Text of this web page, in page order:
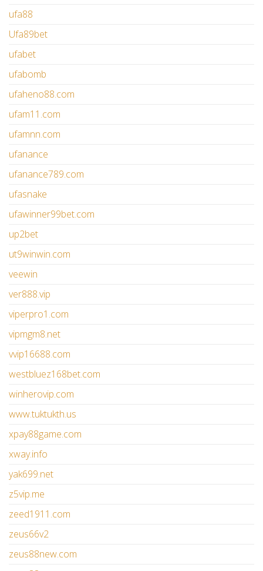
ufa88
Ufa89bet
ufabet
ufabomb
ufaheno88.com
ufam11.com
ufamnn.com
ufanance
ufanance789.com
ufasnake
ufawinner99bet.com
up2bet
ut9winwin.com
veewin
ver888.vip
viperpro1.com
vipmgm8.net
vvip16688.com
westbluez168bet.com
winherovip.com
www.tuktukth.us
xpay88game.com
xway.info
yak699.net
z5vip.me
zeed1911.com
zeus66v2
zeus88new.com